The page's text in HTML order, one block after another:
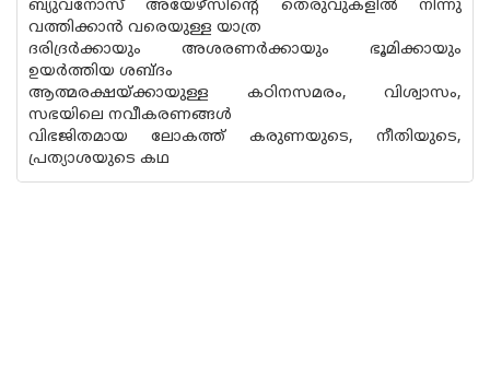
ബ്യുവനോസ് അയേഴ്‌സിന്റെ തെരുവുകളിൽ നിന്നു
വത്തിക്കാൻ വരെയുള്ള യാത്ര
ദരിദ്രർക്കായും അശരണർക്കായും ഭൂമിക്കായും
ഉയർത്തിയ ശബ്ദം
ആത്മരക്ഷയ്ക്കായുള്ള കഠിനസമരം, വിശ്വാസം,
സഭയിലെ നവീകരണങ്ങൾ
വിഭജിതമായ ലോകത്ത് കരുണയുടെ, നീതിയുടെ,
പ്രത്യാശയുടെ കഥ